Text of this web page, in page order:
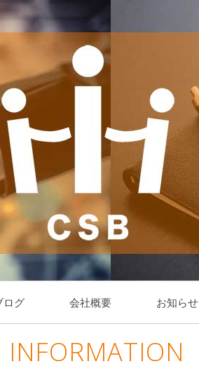
ログ 会社概要 お知らせ
INFORMATION